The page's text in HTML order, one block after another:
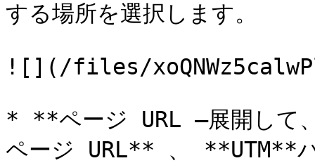
する場所を選択します。
![](/files/
* **ページ URL –展開して
ページ URL** 、 **UTM**